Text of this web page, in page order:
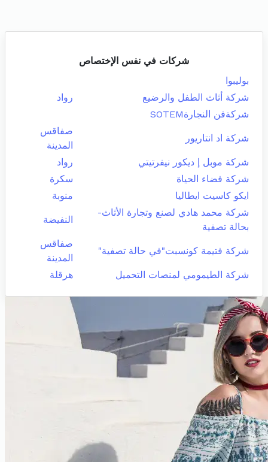
شركات في نفس الإختصاص
بوليبوا
شركة أثاث الطفل والرضيع
رواد
شركةفن النجارةSOTEM
شركة اد انتاريور
صفاقس
المدينة
شركة موبل إ ديكور نيفرتيتي
رواد
شركة فضاء الحياة
سكرة
ايكو كاسيت ايطاليا
منوبة
شركة محمد هادي لصنع وتجارة الأثاث-
بحالة تصفية
النفيضة
شركة فتيمة كونسبت"في حالة تصفية"
صفاقس
المدينة
شركة الطيمومي لمنصات التحميل
هرقلة